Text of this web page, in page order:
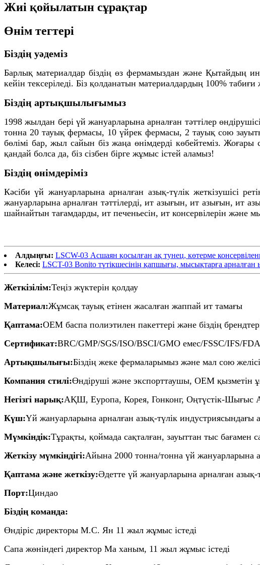
Жиі қойылатын сұрақтар
Өнім тегтері
Біздің уәдеміз
Барлық материалдар біздің өз фермамыздан және Қытайдың
кейін тексеріледі. Біз қолданатын материалдардың 100%
Біздің артықшылығымыз
1998 жылдан бері үй жануарларына арналған тәттілер
тонна 20 тауық фермасы, 10 үйрек фермасы, 2 тауық сою
бөлімі бар, жыл сайын біз жаңа өнімдерді көбейтеміз.
қандай болса да, біз сізбен бірге жұмыс істей аламыз!
Біздің өнімдеріміз
Кәсіби үй жануарларына арналған азық-түлік жеткізушісі
жануарларына арналған тәттілерді, ит азығын, ит азығын, ит
шайнайтын тағамдарды, ит печеньесін, ит консервілерін және
Алдыңғы: LSCW-03 Асшаян қосылған ақ тунец, көтерме
Келесі: LSCT-03 Bonito түтікшесінің қапшығы, мысықтарға арналған
Жеткізілім:Теңіз жүктерін қолдау
Материал:Жұмсақ тауық етінен жасалған жаппай ит тамағы
Қаптама:OEM баспа полиэтилен пакеттері және біздің
Сертификат:BRC/GMP/SGS/ISO/BSCI/GMO емес/FSSC/IFS/FDA
Артықшылығы:Біздің жеке фермаларымыз және мал сою желісі
Компания стилі:Өндіруші және экспорттаушы, OEM қызметін
Негізгі нарық:АҚШ, Еуропа, Корея, Гонконг, Оңтүстік-Шығыс
Күш:Үй жануарларына арналған азық-түлік индустриясындағы
Мүмкіндік:Тұрақты, қоймада сақталған, зауыттан тыс бағамен
Жеткізу мүмкіндігі:Айына 2000 тонна/тонна үй жануарларына
Қаптама және жеткізу:Әдетте үй жануарларына арналған азық-
Порт:Циндао
Біздің команда:
Өндіріс директоры М.С. Ян 11 жыл жұмыс істеді
Сапа жөніндегі директор Ма ханым, 11 жыл жұмыс істеді